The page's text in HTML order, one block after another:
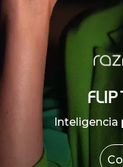
Inteligencia